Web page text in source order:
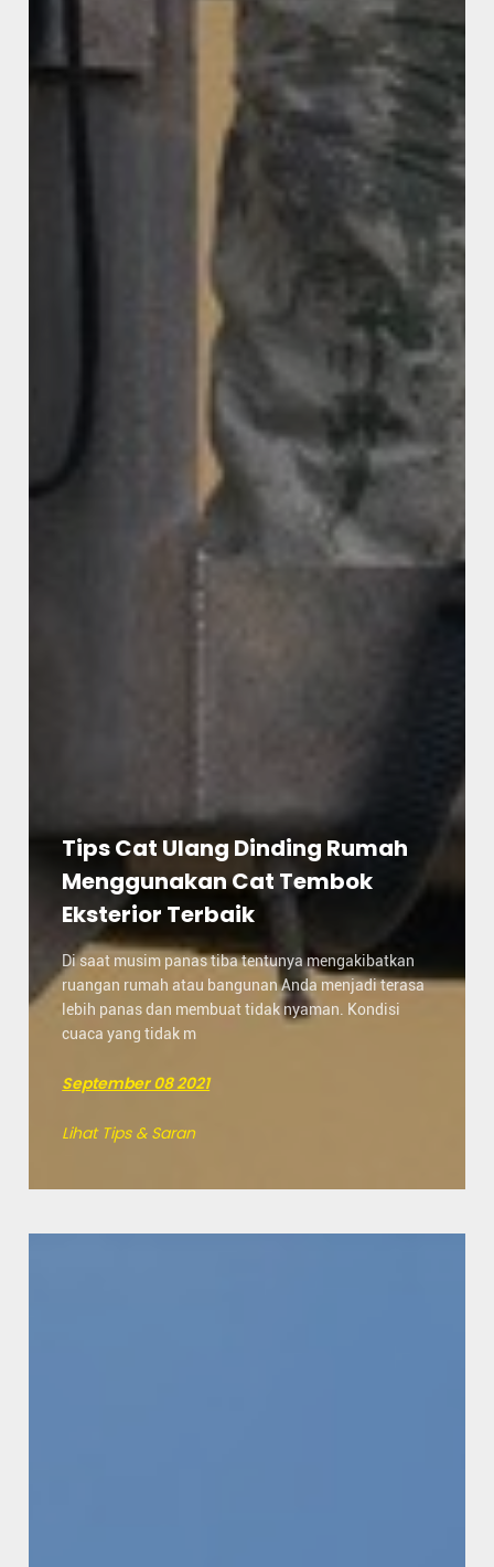
Tips Cat Ulang Dinding Rumah
Menggunakan Cat Tembok
Eksterior Terbaik
Di saat musim panas tiba tentunya mengakibatkan
ruangan rumah atau bangunan Anda menjadi terasa
lebih panas dan membuat tidak nyaman. Kondisi
cuaca yang tidak m
September 08 2021
Lihat Tips & Saran